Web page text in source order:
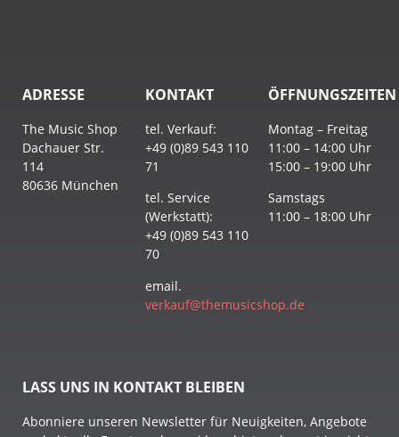
ADRESSE
The Music Shop
Dachauer Str.
114
80636 München
KONTAKT
tel. Verkauf:
+49 (0)89 543 110
71
tel. Service
(Werkstatt):
+49 (0)89 543 110
70
email.
verkauf@themusicshop.de
ÖFFNUNGSZEITEN
Montag – Freitag
11:00 – 14:00 Uhr
15:00 – 19:00 Uhr
Samstags
11:00 – 18:00 Uhr
LASS UNS IN KONTAKT BLEIBEN
Abonniere unseren Newsletter für Neuigkeiten, Angebote